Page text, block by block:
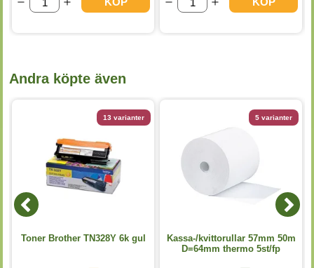
Andra köpte även
13 varianter
Toner Brother TN328Y 6k gul
5 varianter
Kassa-/kvittorullar 57mm 50m
D=64mm thermo 5st/fp